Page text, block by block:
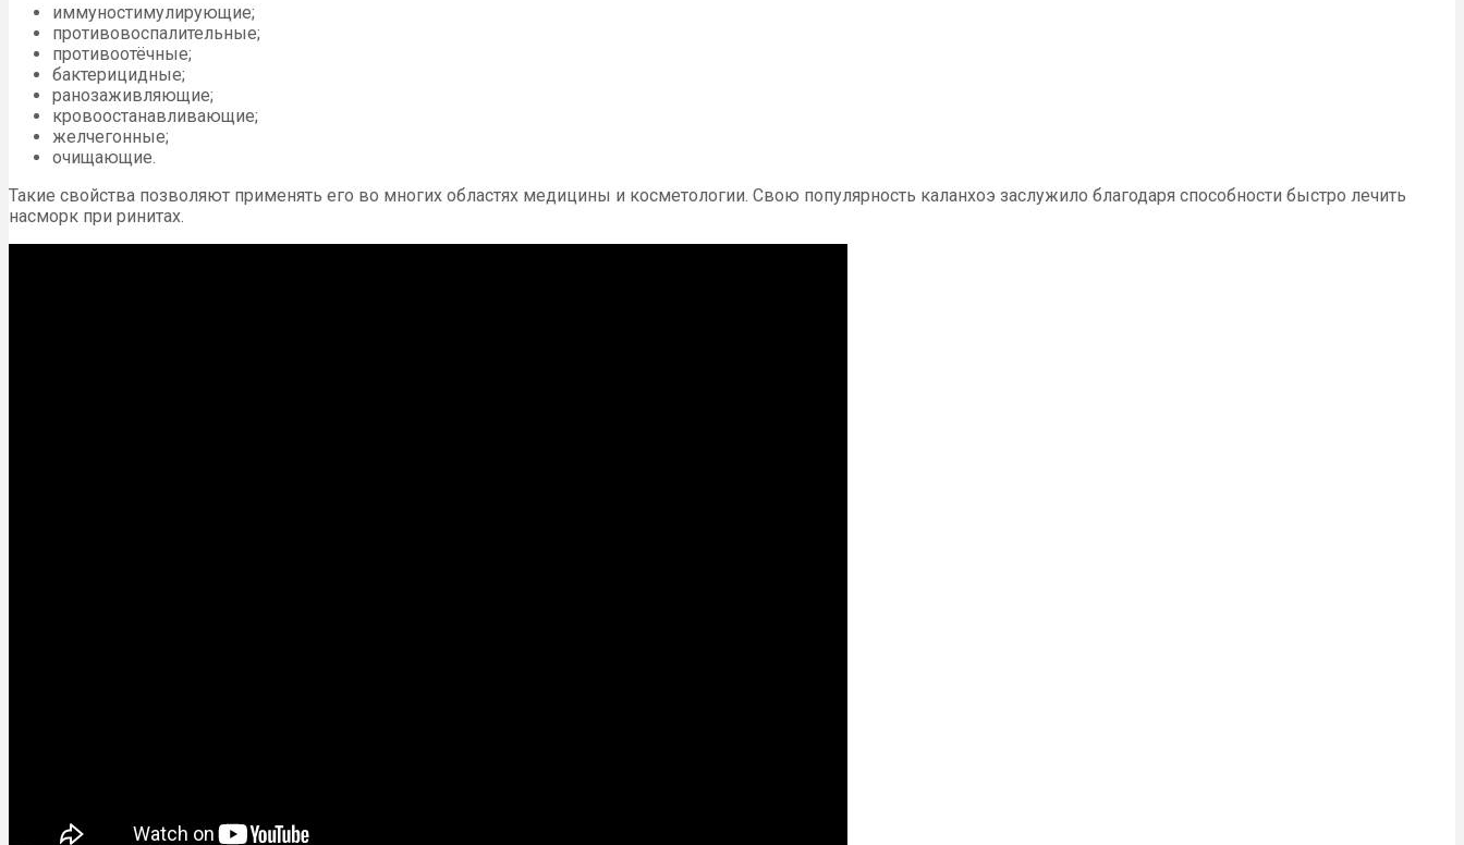
иммуностимулирующие;
противовоспалительные;
противоотёчные;
бактерицидные;
ранозаживляющие;
кровоостанавливающие;
желчегонные;
очищающие.
Такие свойства позволяют применять его во многих областях медицины и косметологии. Свою популярность каланхоэ заслужило благодаря способности быстро лечить
насморк при ринитах.